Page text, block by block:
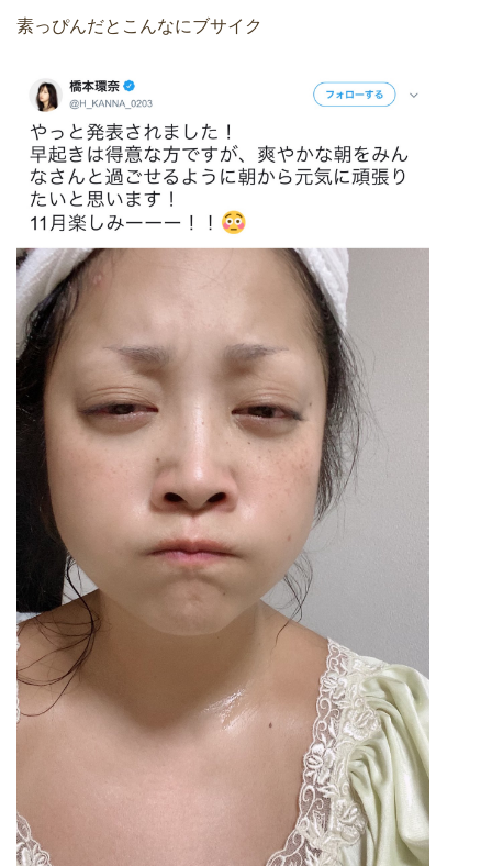
素っぴんだとこんなにブサイク